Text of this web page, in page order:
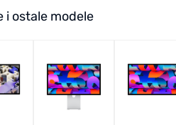
i ostale modele